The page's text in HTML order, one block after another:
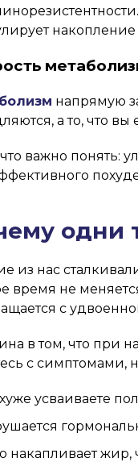
напрямую
а то, что
важно понять:
одни
из нас
время не
с
в том, что при
с симптомами,
усваиваете
накапливает жир,